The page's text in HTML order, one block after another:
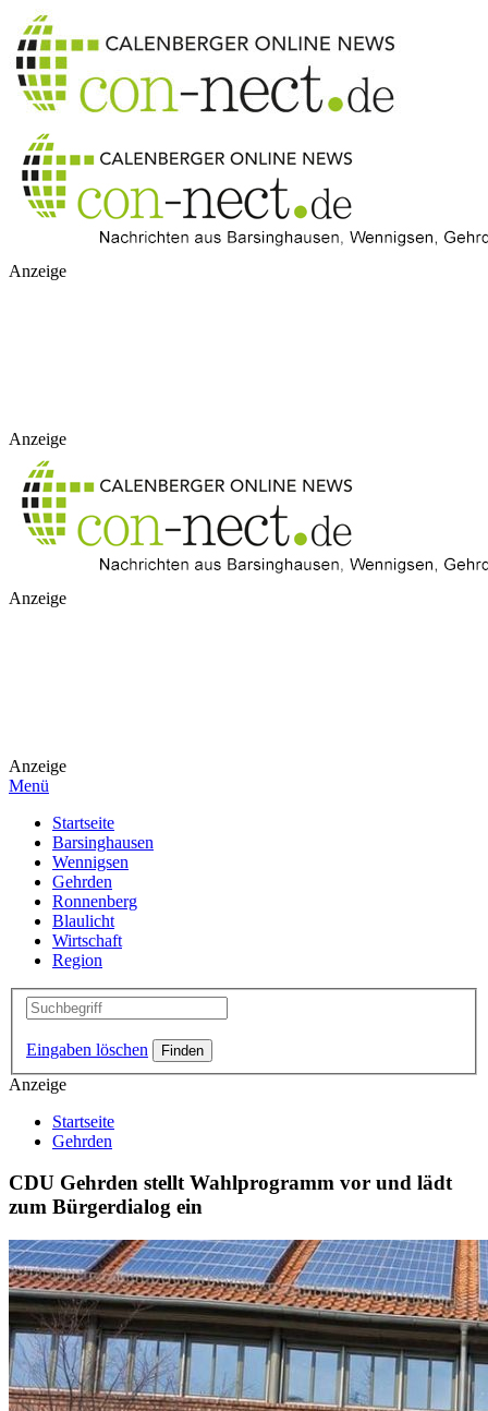
Anzeige
Anzeige
Anzeige
Anzeige
Menü
Startseite
Barsinghausen
Wennigsen
Gehrden
Ronnenberg
Blaulicht
Wirtschaft
Region
Eingaben löschen
Anzeige
Startseite
Gehrden
CDU Gehrden stellt Wahlprogramm vor und lädt
zum Bürgerdialog ein